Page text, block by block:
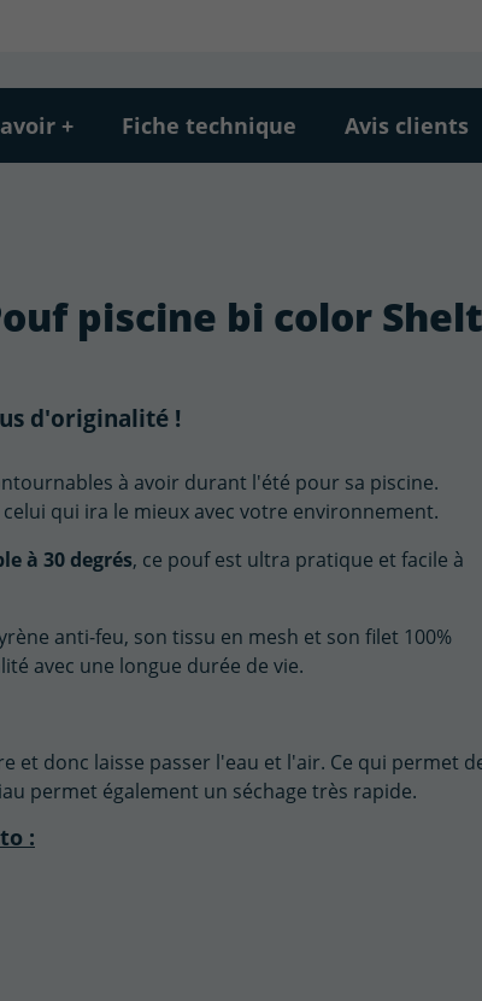
+ Fiche technique Avis clients
piscine bi color
d'originalité !
à avoir durant l'été pour sa piscine.
qui ira le mieux avec votre environnement.
à 30 degrés, ce pouf est ultra pratique et facile à
anti-feu, son tissu en mesh et son filet 100%
avec une longue durée de vie.
et donc laisse passer l'eau et l'air. Ce qui permet
permet également un séchage très rapide.
: